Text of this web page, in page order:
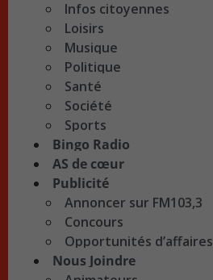
Infos citoyennes
Loisirs
Musique
Politique
Santé
Société
Sports
Bingo Radio
AS de cœur
Publicité
Annoncer sur FM103,3
Concours
Opportunités d’affaires
Nous Joindre